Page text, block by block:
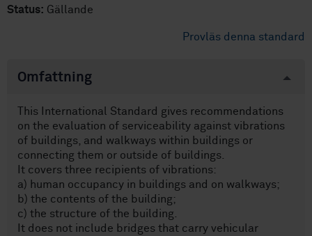
Status: Gällande
Provläs denna standard
Omfattning
This International Standard gives recommendations
on the evaluation of serviceability against vibrations
of buildings, and walkways within buildings or
connecting them or outside of buildings.
It covers three recipients of vibrations:
a) human occupancy in buildings and on walkways;
b) the contents of the building;
c) the structure of the building.
It does not include bridges that carry vehicular